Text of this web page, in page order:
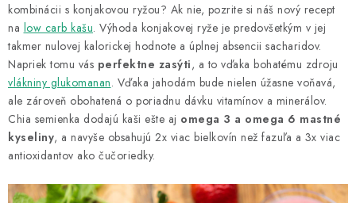
DIÉTNE PLÁNY
RECEPTY
MAGAZÍN
KONTAKTY
USUI
kombinácii s konjakovou ryžou? Ak nie, pozrite si náš nový recept
na low carb kašu. Výhoda konjakovej ryže je predovšetkým v jej
takmer nulovej kalorickej hodnote a úplnej absencii sacharidov.
Napriek tomu vás perfektne zasýti, a to vďaka bohatému zdroju
vlákniny glukomanan. Vďaka jahodám bude nielen úžasne voňavá,
ale zároveň obohatená o poriadnu dávku vitamínov a minerálov.
Chia semienka dodajú kaši ešte aj omega 3 a omega 6 mastné
kyseliny, a navyše obsahujú 2x viac bielkovín než fazuľa a 3x viac
antioxidantov ako čučoriedky.